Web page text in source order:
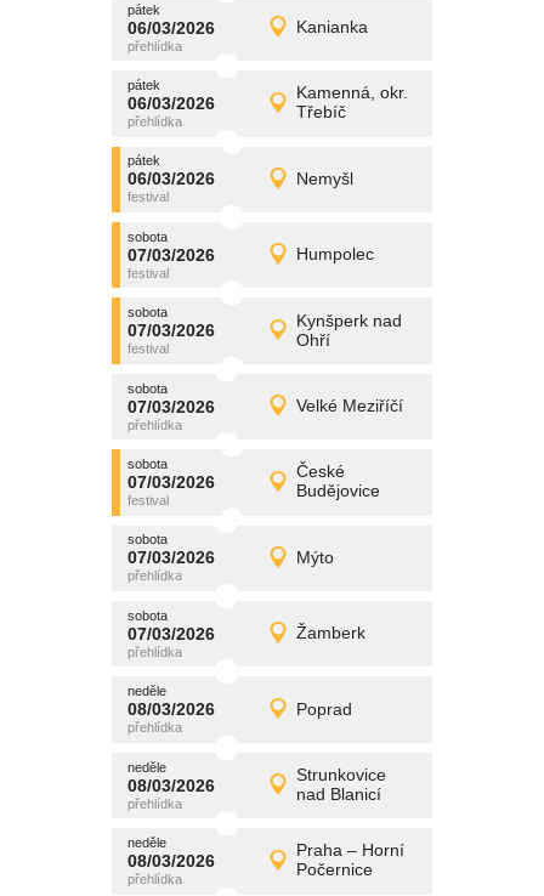
pátek
06/03/2026 Kanianka
pátek
06/03/2026 Detail
promítání
pátek
06/03/2026
Kamenná, okr.
Třebíč
pátek
06/03/2026 Detail
promítání
pátek
06/03/2026 Nemyšl
pátek
06/03/2026 Detail
promítání
sobota
07/03/2026 Humpolec
sobota
07/03/2026 Detail
promítání
sobota
07/03/2026
Kynšperk nad
Ohří
sobota
07/03/2026 Detail
promítání
sobota
07/03/2026 Velké Meziříčí
sobota
07/03/2026 Detail
promítání
sobota
07/03/2026
České
Budějovice
sobota
07/03/2026 Detail
promítání
sobota
07/03/2026 Mýto
sobota
07/03/2026 Detail
promítání
sobota
07/03/2026 Žamberk
sobota
07/03/2026 Detail
promítání
neděle
08/03/2026 Poprad
neděle
08/03/2026 Detail
promítání
neděle
08/03/2026
Strunkovice
nad Blanicí
neděle
08/03/2026 Detail
promítání
neděle
08/03/2026
Praha – Horní
Počernice
neděle
08/03/2026 Detail
promítání